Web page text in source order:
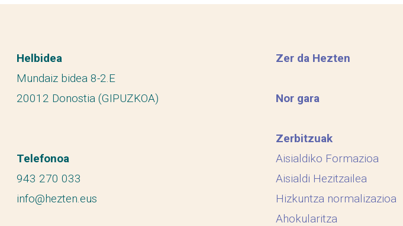
Helbidea
Mundaiz bidea 8-2.E
20012 Donostia (GIPUZKOA)
Telefonoa
943 270 033
info@hezten.eus
Zer da Hezten
Nor gara
Zerbitzuak
Aisialdiko Formazioa
Aisialdi Hezitzailea
Hizkuntza normalizazioa
Ahokularitza